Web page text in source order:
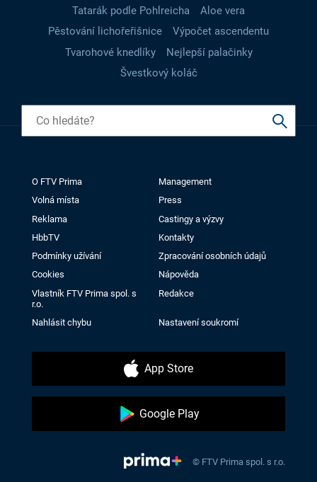
Tatarák podle Pohlreicha
Aloe vera
Pěstování lichořeřišnice
Výpočet ascendentu
Tvarohové knedlíky
Nejlepší palačinky
Švestkový koláč
O FTV Prima
Management
Volná místa
Press
Reklama
Castingy a výzvy
HbbTV
Kontakty
Podmínky užívání
Zpracování osobních údajů
Cookies
Nápověda
Vlastník FTV Prima spol. s
r.o.
Redakce
Nahlásit chybu Nastavení soukromí
App Store
Google Play
© FTV Prima spol. s r.o.